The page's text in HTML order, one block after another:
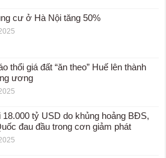
cư ở Hà Nội tăng 50%
thổi giá đất “ăn theo” Huế lên thành
ương
18.000 tỷ USD do khủng hoảng BĐS,
đau đầu trong cơn giảm phát